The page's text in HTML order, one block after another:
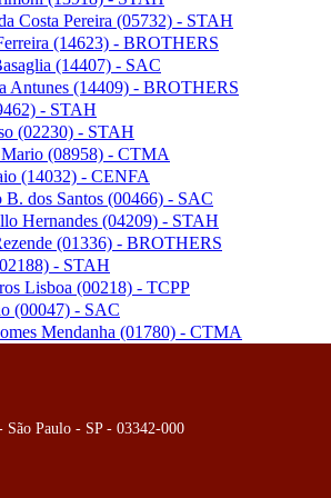
Costa Pereira (05732) - STAH
(14623) - BROTHERS
(14407) - SAC
Antunes (14409) - BROTHERS
- STAH
(02230) - STAH
(08958) - CTMA
(14032) - CENFA
B. dos Santos (00466) - SAC
Hernandes (04209) - STAH
(01336) - BROTHERS
- STAH
Lisboa (00218) - TCPP
(00047) - SAC
Mendanha (01780) - CTMA
Paulo - SP - 03342-000